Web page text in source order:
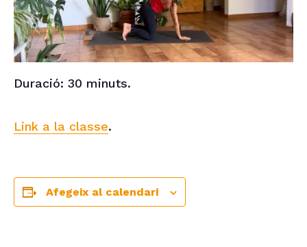
Duració: 30 minuts.
Link a la classe.
Afegeix al calendari